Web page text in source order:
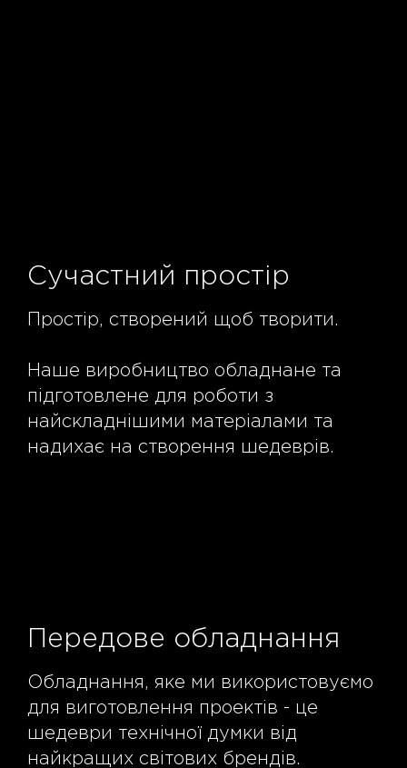
Сучастний простір
Простір, створений щоб творити.
Наше виробництво обладнане та
підготовлене для роботи з
найскладнішими матеріалами та
надихає на створення шедеврів.
Передове обладнання
Обладнання, яке ми використовуємо
для виготовлення проектів - це
шедеври технічної думки від
найкращих світових брендів.